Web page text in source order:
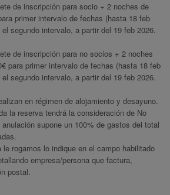
de inscripción para socio + 2 noches de
primer intervalo de fechas (hasta 18 feb
segundo intervalo, a partir del 19 feb 2026.
de inscripción para no socios + 2 noches
para primer intervalo de fechas (hasta 18 feb
segundo intervalo, a partir del 19 feb 2026.
en régimen de alojamiento y desayuno.
la reserva tendrá la consideración de No
supone un 100% de gastos del total
le rogamos lo indique en el campo habilitado
empresa/persona que factura,
postal.